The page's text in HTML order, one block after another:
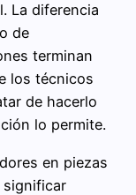
La diferencia
de
terminan
los técnicos
de hacerlo
lo permite.
en piezas
significar